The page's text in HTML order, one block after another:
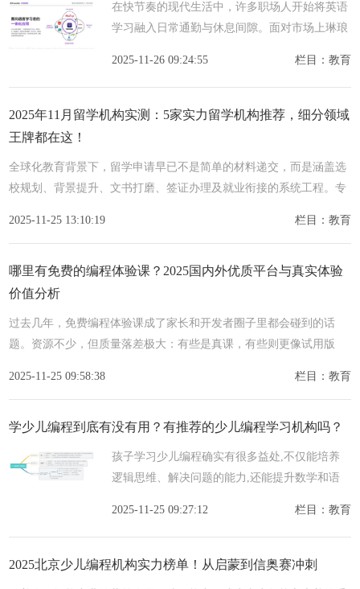
在快节奏的现代生活中，许多职场人开始将英语
学习融入日常通勤与休息间隙。面对市场上琳琅
的首要课题。
2025-11-26 09:24:55 栏目：教育
2025年11月留学机构实测：5家实力留学机构推荐，细分领域
王牌都在这！
全球化教育背景下，留学申请早已不是简单的材料递交，而是涵盖选
校规划、背景提升、文书打磨、签证办理及就业衔接的系统工程。专
2025-11-25 13:10:19
栏目：教育
哪里有免费的编程体验课？2025国内外优质平台与真实体验
价值分析
过去几年，免费编程体验课成了家长和开发者圈子里都会碰到的话
题。资源不少，但质量落差极大：有些是真课，有些则更像试用版
2025-11-25 09:58:38
栏目：教育
学少儿编程到底有没有用？有推荐的少儿编程学习机构吗？
孩子学习少儿编程确实有很多益处,不仅能培养
逻辑思维、解决问题的能力,还能提升数学和语
养逻辑思维
2025-11-25 09:27:12 栏目：教育
2025北京少儿编程机构实力榜单！从启蒙到信奥赛冲刺